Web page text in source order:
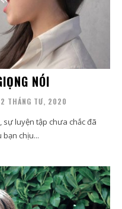
NÓI
2 THÁNG TƯ, 2020
luyện tập chưa chắc đã
chịu...